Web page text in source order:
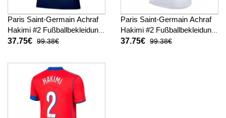
Paris Saint-Germain Achraf
Hakimi #2 Fußballbekleidung
Heimtrikot Damen 2025-26
37.75€ 99.38€
Paris Saint-Germain Achraf
Hakimi #2 Fußballbekleidung
Auswärtstrikot Damen 2025-
37.75€ 99.38€